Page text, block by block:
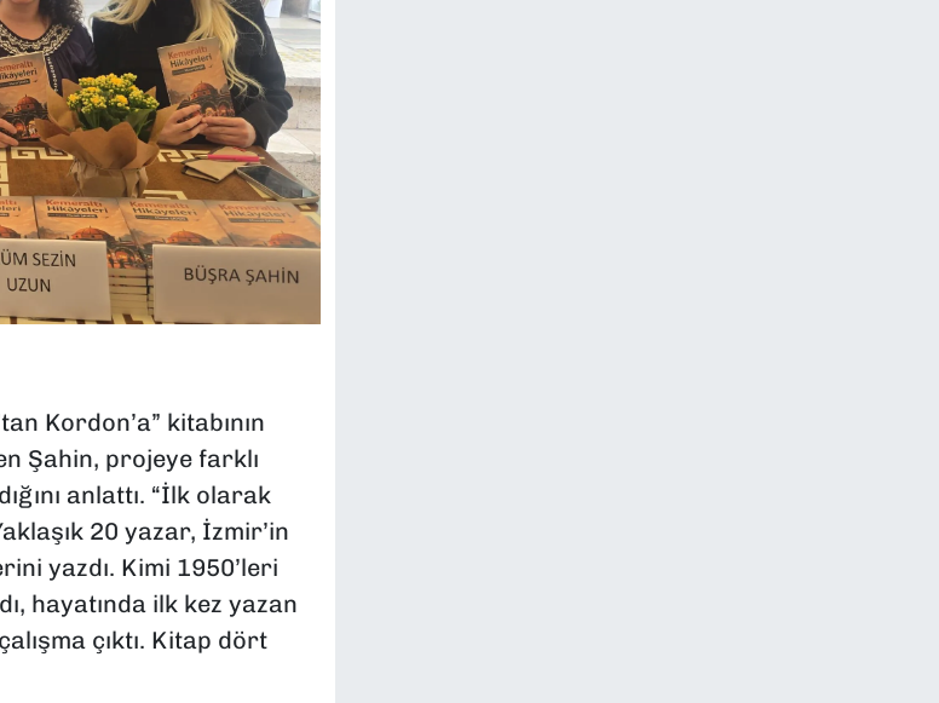
Kordon’a” kitabının
Şahin, projeye farklı
anlattı. “İlk olarak
20 yazar, İzmir’in
yazdı. Kimi 1950’leri
hayatında ilk kez yazan
çıktı. Kitap dört